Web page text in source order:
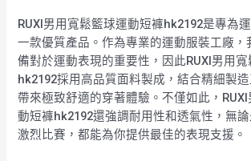
RUXI男用寬鬆籃球運動短褲hk2192是專為
一款優質產品。作為專業的運動服裝工廠，
備對於運動表現的重要性，因此RUXI男用
hk2192採用高品質面料製成，結合精細製
帶來極致舒適的穿著體驗。不僅如此，
動短褲hk2192還強調耐用性和透氣性，無
激烈比賽，都能為你提供最佳的表現支援。